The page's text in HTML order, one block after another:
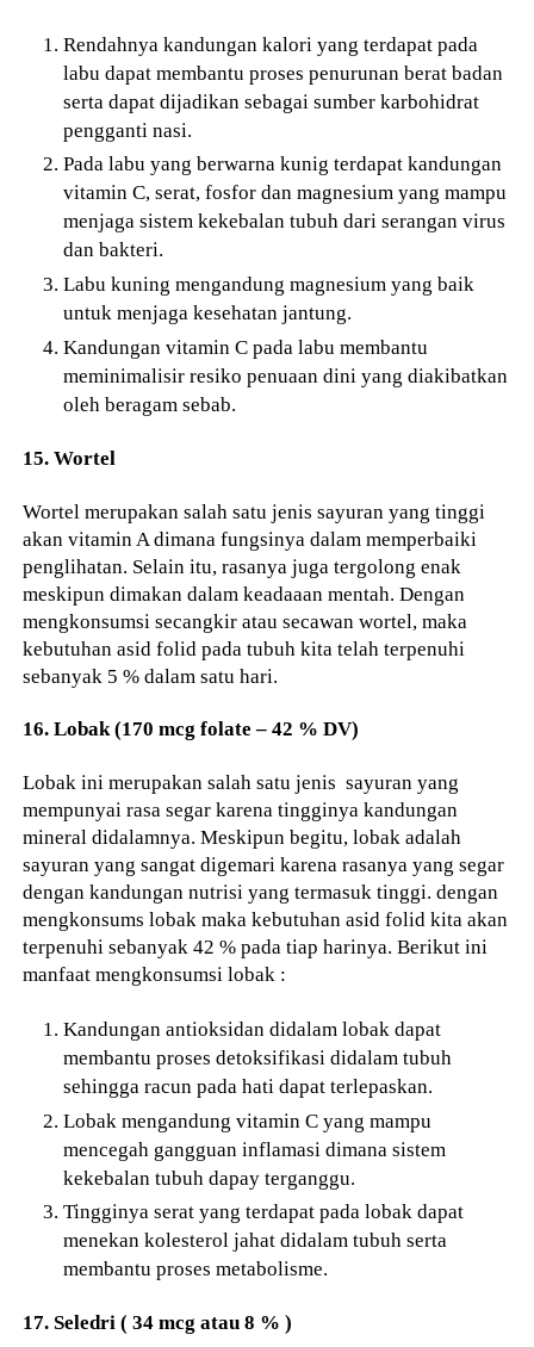
Rendahnya kandungan kalori yang terdapat pada
labu dapat membantu proses penurunan berat badan
serta dapat dijadikan sebagai sumber karbohidrat
pengganti nasi.
Pada labu yang berwarna kunig terdapat kandungan
vitamin C, serat, fosfor dan magnesium yang mampu
menjaga sistem kekebalan tubuh dari serangan virus
dan bakteri.
Labu kuning mengandung magnesium yang baik
untuk menjaga kesehatan jantung.
Kandungan vitamin C pada labu membantu
meminimalisir resiko penuaan dini yang diakibatkan
oleh beragam sebab.
15. Wortel
Wortel merupakan salah satu jenis sayuran yang tinggi
akan vitamin A dimana fungsinya dalam memperbaiki
penglihatan. Selain itu, rasanya juga tergolong enak
meskipun dimakan dalam keadaaan mentah. Dengan
mengkonsumsi secangkir atau secawan wortel, maka
kebutuhan asid folid pada tubuh kita telah terpenuhi
sebanyak 5 % dalam satu hari.
16. Lobak (170 mcg folate – 42 % DV)
Lobak ini merupakan salah satu jenis sayuran yang
mempunyai rasa segar karena tingginya kandungan
mineral didalamnya. Meskipun begitu, lobak adalah
sayuran yang sangat digemari karena rasanya yang segar
dengan kandungan nutrisi yang termasuk tinggi. dengan
mengkonsums lobak maka kebutuhan asid folid kita akan
terpenuhi sebanyak 42 % pada tiap harinya. Berikut ini
manfaat mengkonsumsi lobak :
Kandungan antioksidan didalam lobak dapat
membantu proses detoksifikasi didalam tubuh
sehingga racun pada hati dapat terlepaskan.
Lobak mengandung vitamin C yang mampu
mencegah gangguan inflamasi dimana sistem
kekebalan tubuh dapay terganggu.
Tingginya serat yang terdapat pada lobak dapat
menekan kolesterol jahat didalam tubuh serta
membantu proses metabolisme.
17. Seledri ( 34 mcg atau 8 % )